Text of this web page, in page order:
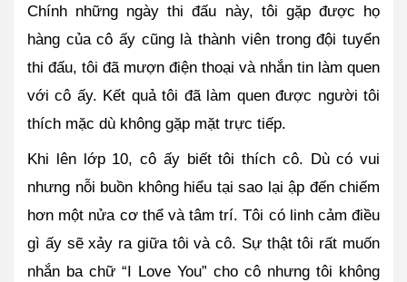
Chính những ngày thi đấu này, tôi gặp được họ
hàng của cô ấy cũng là thành viên trong đội tuyển
thi đấu, tôi đã mượn điện thoại và nhắn tin làm quen
với cô ấy. Kết quả tôi đã làm quen được người tôi
thích mặc dù không gặp mặt trực tiếp.
Khi lên lớp 10, cô ấy biết tôi thích cô. Dù có vui
nhưng nỗi buồn không hiểu tại sao lại ập đến chiếm
hơn một nửa cơ thể và tâm trí. Tôi có linh cảm điều
gì ấy sẽ xảy ra giữa tôi và cô. Sự thật tôi rất muốn
nhắn ba chữ “I Love You” cho cô nhưng tôi không